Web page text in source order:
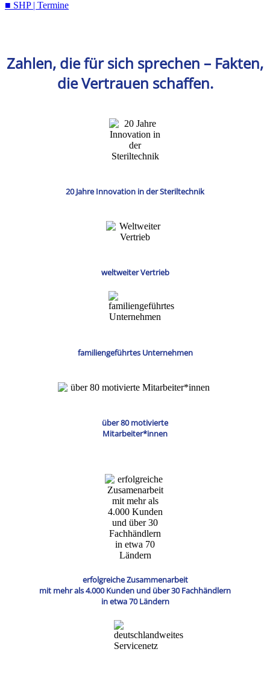
■ SHP | Termine
Zahlen, die für sich sprechen – Fakten,
die Vertrauen schaffen.
20 Jahre Innovation in der Steriltechnik
weltweiter Vertrieb
familiengeführtes Unternehmen
über 80 motivierte
Mitarbeiter*innen
erfolgreiche Zusammenarbeit
mit mehr als 4.000 Kunden und über 30 Fachhändlern
in etwa 70 Ländern